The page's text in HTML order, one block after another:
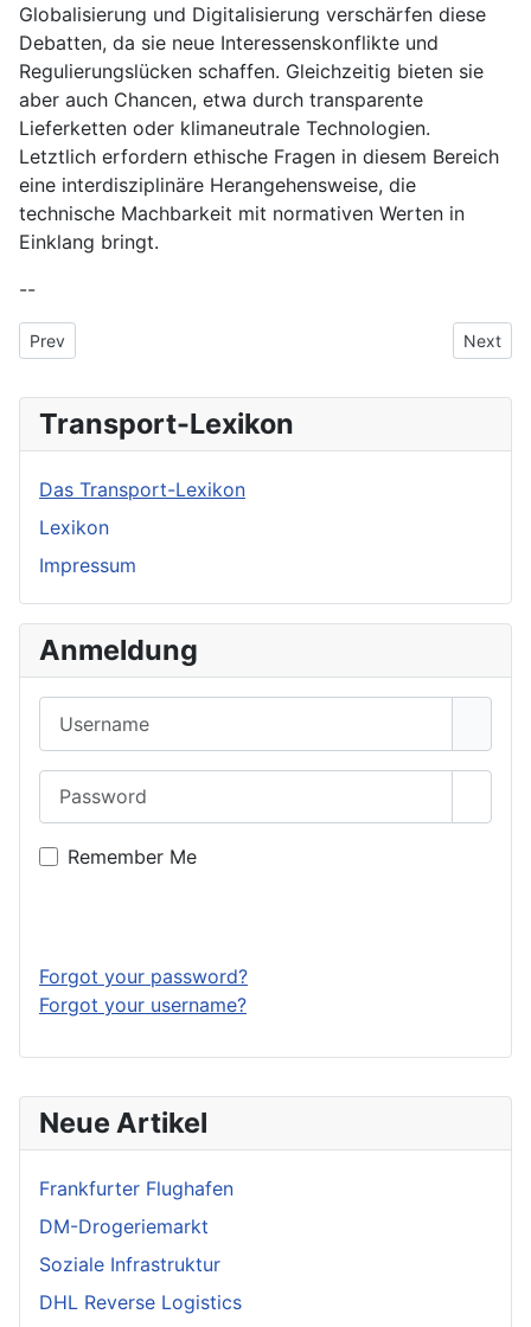
Neue Artikel
Frankfurter Flughafen
DM-Drogeriemarkt
Soziale Infrastruktur
DHL Reverse Logistics
Globalisierung und Digitalisierung verschärfen diese
Debatten, da sie neue Interessenskonflikte und
Regulierungslücken schaffen. Gleichzeitig bieten sie
aber auch Chancen, etwa durch transparente
Lieferketten oder klimaneutrale Technologien.
Letztlich erfordern ethische Fragen in diesem Bereich
eine interdisziplinäre Herangehensweise, die
technische Machbarkeit mit normativen Werten in
Einklang bringt.
--
Previous article: Energieversorgung
Prev Next
Next
Transport-Lexikon
Das Transport-Lexikon
Lexikon
Impressum
Anmeldung
Remember Me
Forgot your password?
Forgot your username?